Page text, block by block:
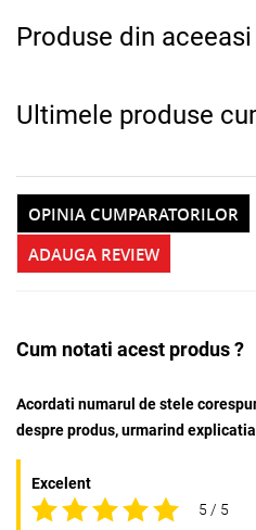
Produse din
Ultimele produse
ADAUGA REVIEW
OPINIA CUMPARATORILOR
Cum notati acest produs ?
Acordati numarul de stele
despre produs, urmarind
Excelent
5 / 5